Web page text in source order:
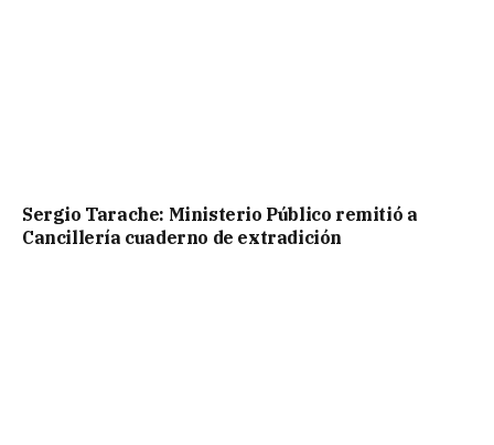
Sergio Tarache: Ministerio Público remitió a
Cancillería cuaderno de extradición